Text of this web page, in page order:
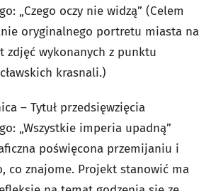
„Czego oczy nie widzą” (Celem
oryginalnego portretu miasta na
zdjęć wykonanych z punktu
krasnali.)
– Tytuł przedsięwzięcia
„Wszystkie imperia upadną”
poświęcona przemijaniu i
co znajome. Projekt stanowić ma